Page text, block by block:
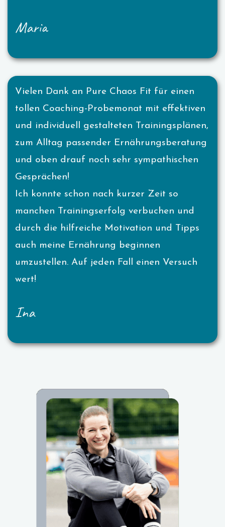
Maria
Vielen Dank an Pure Chaos Fit für einen
tollen Coaching-Probemonat mit effektiven
und individuell gestalteten Trainingsplänen,
zum Alltag passender Ernährungsberatung
und oben drauf noch sehr sympathischen
Gesprächen!
Ich konnte schon nach kurzer Zeit so
manchen Trainingserfolg verbuchen und
durch die hilfreiche Motivation und Tipps
auch meine Ernährung beginnen
umzustellen. Auf jeden Fall einen Versuch
wert!
Ina